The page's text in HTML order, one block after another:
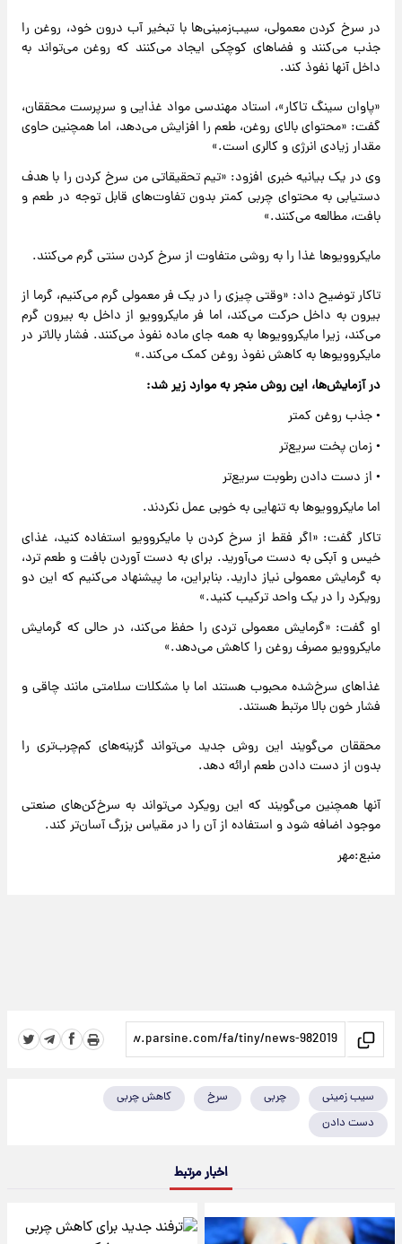
در سرخ کردن معمولی، سیب‌زمینی‌ها با تبخیر آب درون خود، روغن را
جذب می‌کنند و فضاهای کوچکی ایجاد می‌کنند که روغن می‌تواند به
داخل آنها نفوذ کند.
«پاوان سینگ تاکار»، استاد مهندسی مواد غذایی و سرپرست محققان،
گفت: «محتوای بالای روغن، طعم را افزایش می‌دهد، اما همچنین حاوی
مقدار زیادی انرژی و کالری است.»
وی در یک بیانیه خبری افزود: «تیم تحقیقاتی من سرخ کردن را با هدف
دستیابی به محتوای چربی کمتر بدون تفاوت‌های قابل توجه در طعم و
بافت، مطالعه می‌کنند.»
مایکروویوها غذا را به روشی متفاوت از سرخ کردن سنتی گرم می‌کنند.
تاکار توضیح داد: «وقتی چیزی را در یک فر معمولی گرم می‌کنیم، گرما از
بیرون به داخل حرکت می‌کند، اما فر مایکروویو از داخل به بیرون گرم
می‌کند، زیرا مایکروویوها به همه جای ماده نفوذ می‌کنند. فشار بالاتر در
مایکروویوها به کاهش نفوذ روغن کمک می‌کند.»
در آزمایش‌ها، این روش منجر به موارد زیر شد:
• جذب روغن کمتر
• زمان پخت سریع‌تر
• از دست دادن رطوبت سریع‌تر
اما مایکروویوها به تنهایی به خوبی عمل نکردند.
تاکار گفت: «اگر فقط از سرخ کردن با مایکروویو استفاده کنید، غذای
خیس و آبکی به دست می‌آورید. برای به دست آوردن بافت و طعم ترد،
به گرمایش معمولی نیاز دارید. بنابراین، ما پیشنهاد می‌کنیم که این دو
رویکرد را در یک واحد ترکیب کنید.»
او گفت: «گرمایش معمولی تردی را حفظ می‌کند، در حالی که گرمایش
مایکروویو مصرف روغن را کاهش می‌دهد.»
غذاهای سرخ‌شده محبوب هستند اما با مشکلات سلامتی مانند چاقی و
فشار خون بالا مرتبط هستند.
محققان می‌گویند این روش جدید می‌تواند گزینه‌های کم‌چرب‌تری را
بدون از دست دادن طعم ارائه دهد.
آنها همچنین می‌گویند که این رویکرد می‌تواند به سرخ‌کن‌های صنعتی
موجود اضافه شود و استفاده از آن را در مقیاس بزرگ آسان‌تر کند.
منبع:مهر
سیب زمینی چربی سرخ
کاهش چربی
دست دادن
اخبار مرتبط